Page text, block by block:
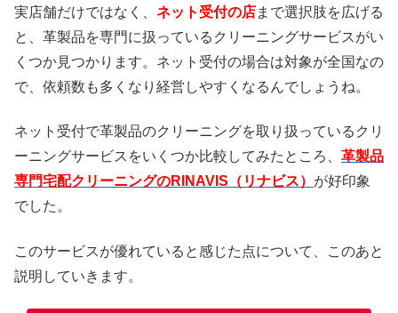
実店舗だけではなく、 ネット受付の店まで選択肢を広げる
と、革製品を専門に扱っているクリーニングサービスがい
くつか見つかります。ネット受付の場合は対象が全国なの
で、依頼数も多くなり経営しやすくなるんでしょうね。
ネット受付で革製品のクリーニングを取り扱っているクリ
ーニングサービスをいくつか比較してみたところ、 革製品
専門宅配クリーニングのRINAVIS（リナビス） が好印象
でした。
このサービスが優れていると感じた点について、このあと
説明していきます。